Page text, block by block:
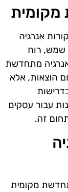
מקומית
אנרגיה
שמש, רוח
מתחדשת
הוצאות, אלא
עבור עסקים
זה.
מקומית